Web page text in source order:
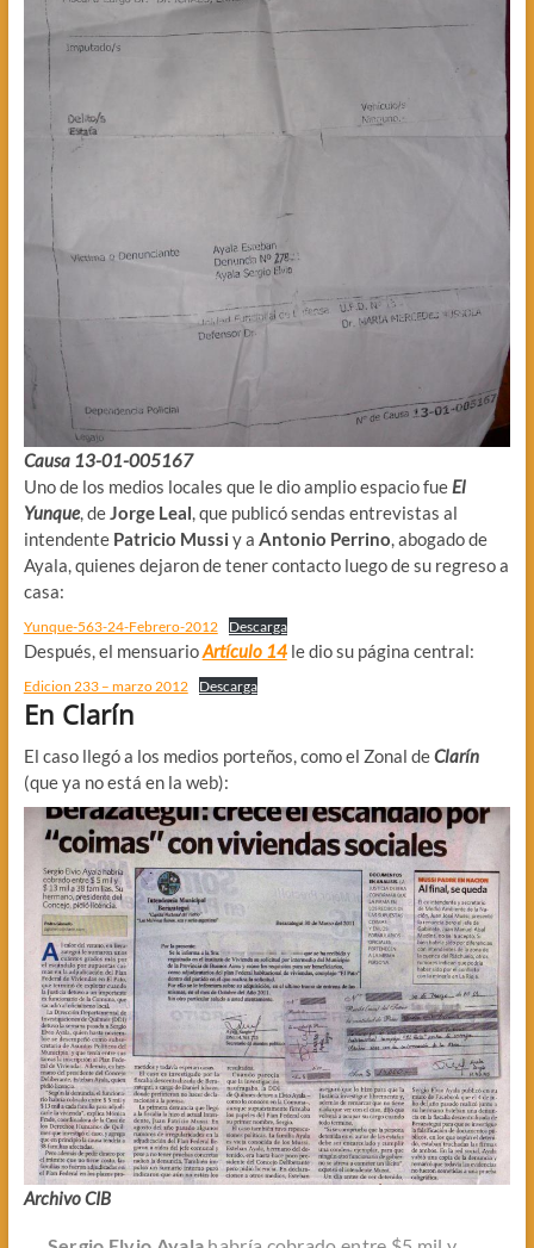
Causa 13-01-005167
Uno de los medios locales que le dio amplio espacio fueEl
Yunque, deJorge Leal, que publicó sendas entrevistas al
intendente Patricio Mussi y a Antonio Perrino, abogado de
Ayala, quienes dejaron de tener contacto luego de su regreso a
casa:
Yunque-563-24-Febrero-2012 Descarga
Después, el mensuarioArtículo 14le dio su página central:
Edicion 233 – marzo 2012 Descarga
En Clarín
El caso llegó a los medios porteños, como el Zonal deClarín
(que ya no está en la web):
Archivo CIB